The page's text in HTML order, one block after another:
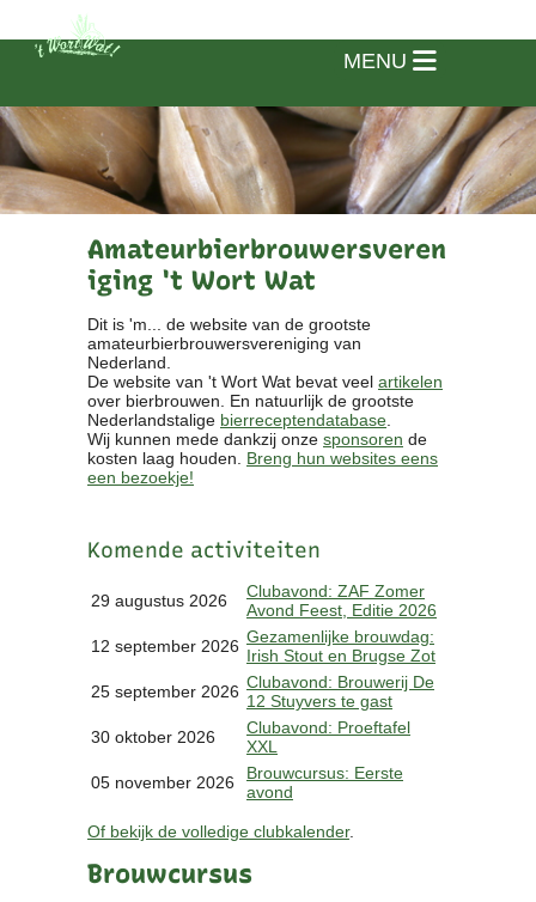
Amateurbierbrouwersveren
iging 't Wort Wat
Dit is 'm... de website van de grootste
amateurbierbrouwersvereniging van
Nederland.
De website van 't Wort Wat bevat veel artikelen
over bierbrouwen. En natuurlijk de grootste
Nederlandstalige bierreceptendatabase
Wij kunnen mede dankzij onze sponsoren de
kosten laag houden. Breng hun websites eens
een bezoekje!
Komende activiteiten
29 augustus 2026
Clubavond: ZAF Zomer
Avond Feest, Editie 2026
12 september 2026 Gezamenlijke brouwdag:
Irish Stout en Brugse Zot
25 september 2026 Clubavond: Brouwerij De
12 Stuyvers te gast
30 oktober 2026
Clubavond: Proeftafel
XXL
05 november 2026
Brouwcursus: Eerste
avond
Of bekijk de volledige clubkalender.
Brouwcursus
MENU
Clubkalender
Bestuur
- Historie
Privacyverklaring
Wedstrijduitslagen
Bijzondere Leden
- Professioneel